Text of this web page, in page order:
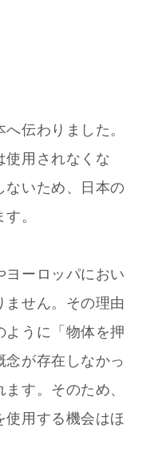
伝わりました。
使用されなくな
ないため、日本の
。
ヨーロッパにおい
ません。その理由
ように「物体を押
念が存在しなかっ
す。そのため、
使用する機会はほ